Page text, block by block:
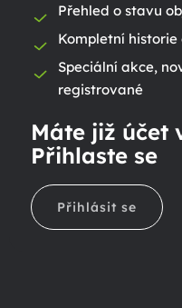
Přehled o stavu
Kompletní
Speciální akce,
registrované
Máte již účet
Přihlaste se
Přihlásit se